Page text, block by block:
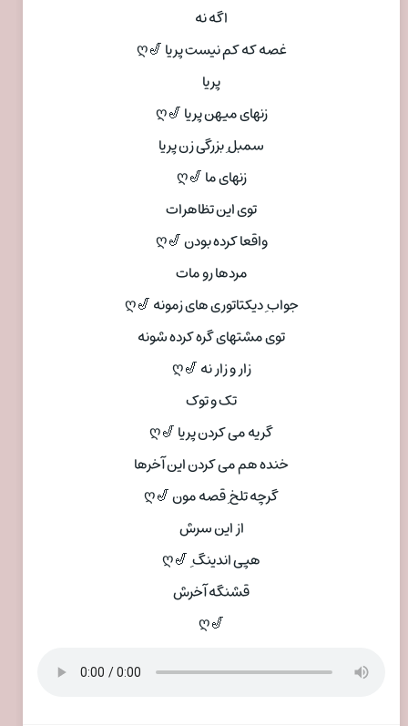
اگه نه
غصه که کم نیست پریا 🎷ღ
پریا
زنهای میهن پریا 🎷ღ
سمبل ِ بزرگی زن پریا
زنهای ما 🎷ღ
توی این تظاهرات
واقعا کرده بودن 🎷ღ
مردها رو مات
جواب ِ دیکتاتوری های زمونه 🎷ღ
توی مشتهای گره کرده شونه
زار و زار نه 🎷ღ
تک و توک
گریه می کردن پریا 🎷ღ
خنده هم می کردن این آخرها
گرچه تلخ ِ قصه مون 🎷ღ
از این سرش
هپی اندینگ ِ 🎷ღ
قشنگه آخرش
🎷ღ